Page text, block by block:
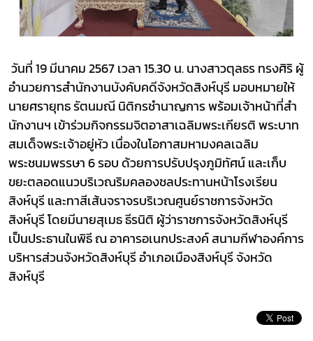
วันที่ 19 มีนาคม 2567 เวลา 15.30 น. นางสาวตุลธร ทรงศิริ ผู้
อำนวยการสำนักงานบังคับคดีจังหวัดสิงห์บุรี มอบหมายให้
นายศรายุทธ รัตนมณี นิติกรชำนาญการ พร้อมเจ้าหน้าที่สำ
นักงานฯ เข้าร่วมกิจกรรมจิตอาสาเฉลิมพระเกียรติ พระบาท
สมเด็จพระเจ้าอยู่หัว เนื่องในโอกาสมหามงคลเฉลิม
พระชนมพรรษา 6 รอบ ด้วยการปรับปรุงภูมิทัศน์ และเก็บ
ขยะตลอดแนวบริเวณริมคลองชลประทานหน้าโรงเรียน
สิงห์บุรี และทาสีเส้นจราจรบริเวณศูนย์ราชการจังหวัด
สิงห์บุรี โดยมีนายสุเมธ ธีรนิติ ผู้ว่าราชการจังหวัดสิงห์บุรี
เป็นประธานในพิธี ณ อาคารอเนกประสงค์ สนามกีฬาองค์การ
บริหารส่วนจังหวัดสิงห์บุรี อำเภอเมืองสิงห์บุรี จังหวัด
สิงห์บุรี